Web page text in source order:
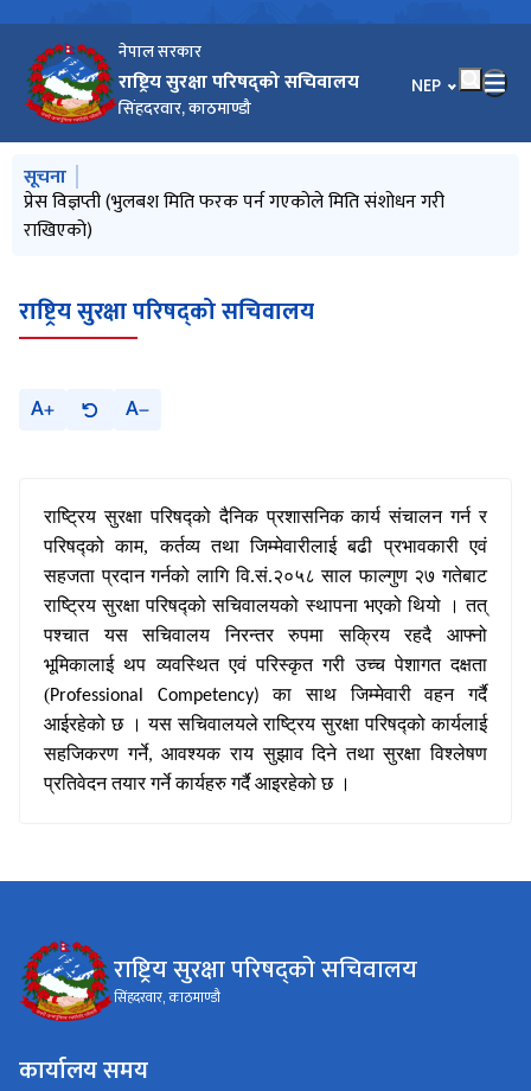
नेपाल सरकार
राष्ट्रिय सुरक्षा परिषद्को सचिवालय
सिंहदरवार, काठमाण्डौ
भाषा चयन गर्नुहोस्
NEP
मुख्य नेभिगेसनमा जानुहोस्
सूचना
प्रेस विज्ञप्ती
प्रेस विज्ञप्ती (भुलबश मिति फरक पर्न गएकोले मिति संशोधन गरी
राखिएको)
प्रेस विज्ञप्ती
प्रेस विज्ञप्ति
राष्ट्रिय सुरक्षा परिषद्को सचिवालय
A A
राष्ट्रिय सुरक्षा परिषद्को दैनिक प्रशासनिक कार्य संचालन गर्न र
परिषद्को
काम, कर्तव्य तथा जिम्मेवारीलाई बढी प्रभावकारी एवं
सहजता प्रदान गर्नको लागि वि.सं.२०५८ साल फाल्गुण २७ गतेबाट
राष्ट्रिय सुरक्षा परिषद्को
सचिवालयको स्थापना भएको थियो । तत्
पश्चात यस सचिवालय निरन्तर रुपमा सक्रिय रहदै आफ्नो
भूमिकालाई थप व्यवस्थित एवं परिस्कृत गरी उच्च पेशागत दक्षता
(Professional Competency) का साथ जिम्मेवारी वहन गर्दै
आईरहेको छ । यस सचिवालयले राष्ट्रिय सुरक्षा परिषद्को
कार्यलाई
सहजिकरण गर्ने,
आवश्यक राय सुझाव दिने तथा सुरक्षा विश्लेषण
प्रतिवेदन तयार गर्ने कार्यहरु गर्दै आइरहेको छ ।
राष्ट्रिय सुरक्षा परिषद्को सचिवालय
सिंहदरवार, काठमाण्डौ
कार्यालय समय